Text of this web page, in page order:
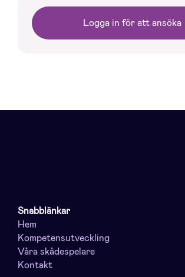
Logga in för att ansöka
Snabblänkar
Hem
Kompetensutveckling
Våra skådespelare
Kontakt